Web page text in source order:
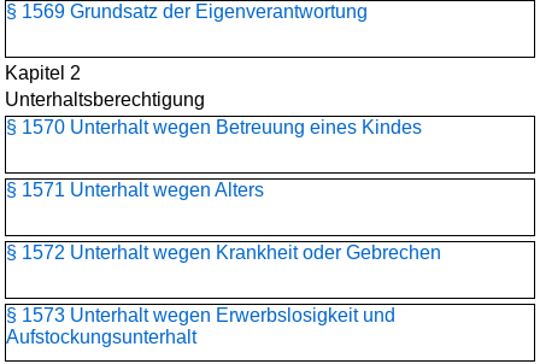
§ 1569 Grundsatz der Eigenverantwortung
Kapitel 2
Unterhaltsberechtigung
§ 1570 Unterhalt wegen Betreuung eines Kindes
§ 1571 Unterhalt wegen Alters
§ 1572 Unterhalt wegen Krankheit oder Gebrechen
§ 1573 Unterhalt wegen Erwerbslosigkeit und
Aufstockungsunterhalt